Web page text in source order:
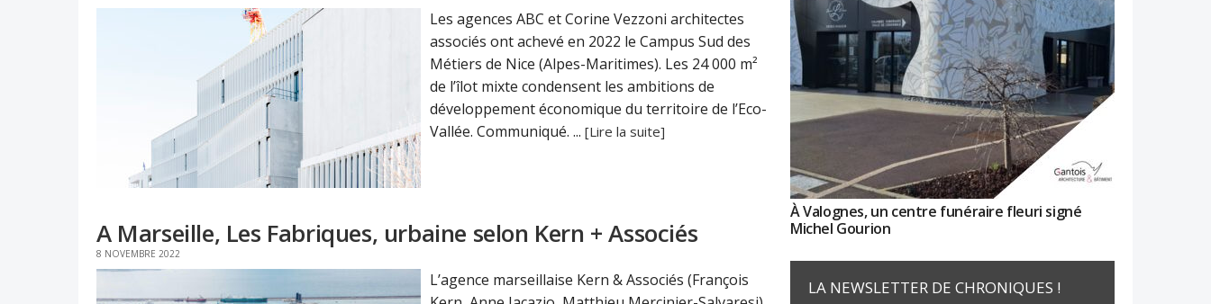
Les agences ABC et Corine Vezzoni architectes
associés ont achevé en 2022 le Campus Sud des
Métiers de Nice (Alpes-Maritimes). Les 24 000 m²
de l’îlot mixte condensent les ambitions de
développement économique du territoire de l’Eco-
Vallée. Communiqué. ... [Lire la suite]
A Marseille, Les Fabriques, urbaine selon Kern + Associés
8 NOVEMBRE 2022
L’agence marseillaise Kern & Associés (François
À Valognes, un centre funéraire fleuri signé
Michel Gourion
LA NEWSLETTER DE CHRONIQUES !